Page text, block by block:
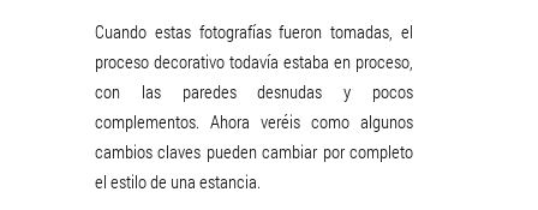
Cuando estas fotografías fueron tomadas, el
proceso decorativo todavía estaba en proceso,
con las paredes desnudas y pocos
complementos. Ahora veréis como algunos
cambios claves pueden cambiar por completo
el estilo de una estancia.